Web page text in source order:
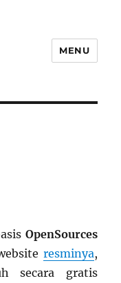
MENU
OpenSources
resminya,
secara gratis